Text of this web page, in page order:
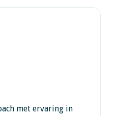
met ervaring in